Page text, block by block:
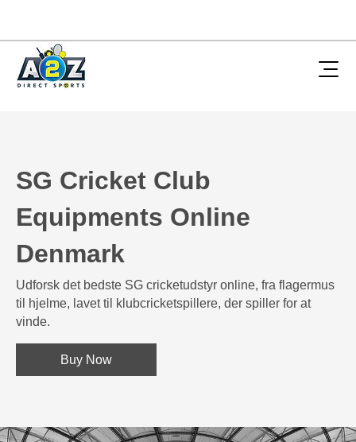
SG Cricket Club
Equipments Online
Denmark
Udforsk det bedste SG cricketudstyr online, fra flagermus
til hjelme, lavet til klubcricketspillere, der spiller for at
vinde.
Buy Now